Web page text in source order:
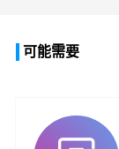
可能需要